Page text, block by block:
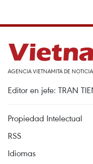
AGENCIA VIETNAMITA DE
Editor en jefe: TRAN
Propiedad Intelectual
RSS
Idiomas